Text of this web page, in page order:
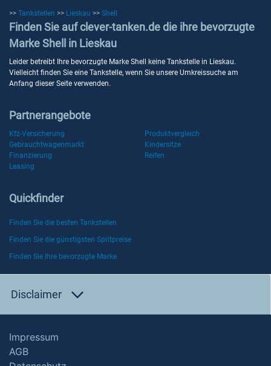
>> Tankstellen >> Lieskau >> Shell
Finden Sie auf clever-tanken.de die ihre bevorzugte
Marke Shell in Lieskau
Leider betreibt Ihre bevorzugte Marke Shell keine Tankstelle in Lieskau.
Vielleicht finden Sie eine Tankstelle, wenn Sie unsere Umkreissuche am
Anfang dieser Seite verwenden.
Partnerangebote
Kfz-Versicherung
Produktvergleich
Gebrauchtwagenmarkt
Kindersitze
Finanzierung
Reifen
Leasing
Quickfinder
Finden Sie die besten Tankstellen
Finden Sie die günstigsten Spritpreise
Finden Sie Ihre bevorzugte Marke
Disclaimer
Impressum
AGB